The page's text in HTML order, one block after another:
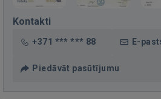
Kontakti
+371 *** *** 88 E-
Piedāvāt pasūtījumu